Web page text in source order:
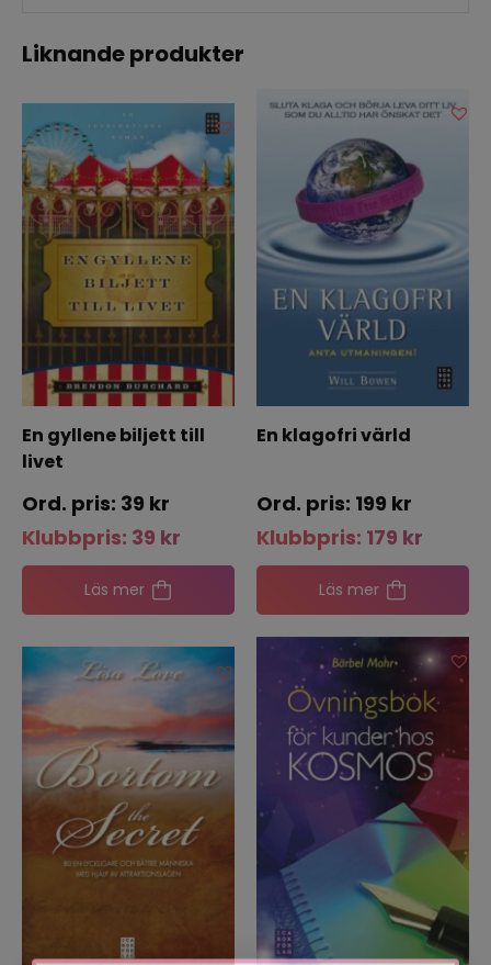
Liknande produkter
En gyllene biljett till
livet
39 kr
Klubbpris: 39 kr
Läs mer
En klagofri värld
199 kr
Klubbpris: 179 kr
Läs mer